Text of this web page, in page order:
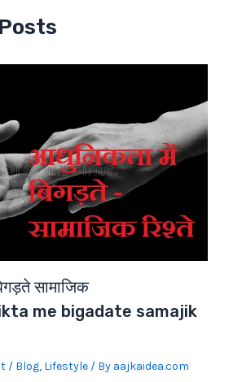
सामाजिक
me bigadate samajik
/ Blog, Lifestyle/ By aajkaidea.com